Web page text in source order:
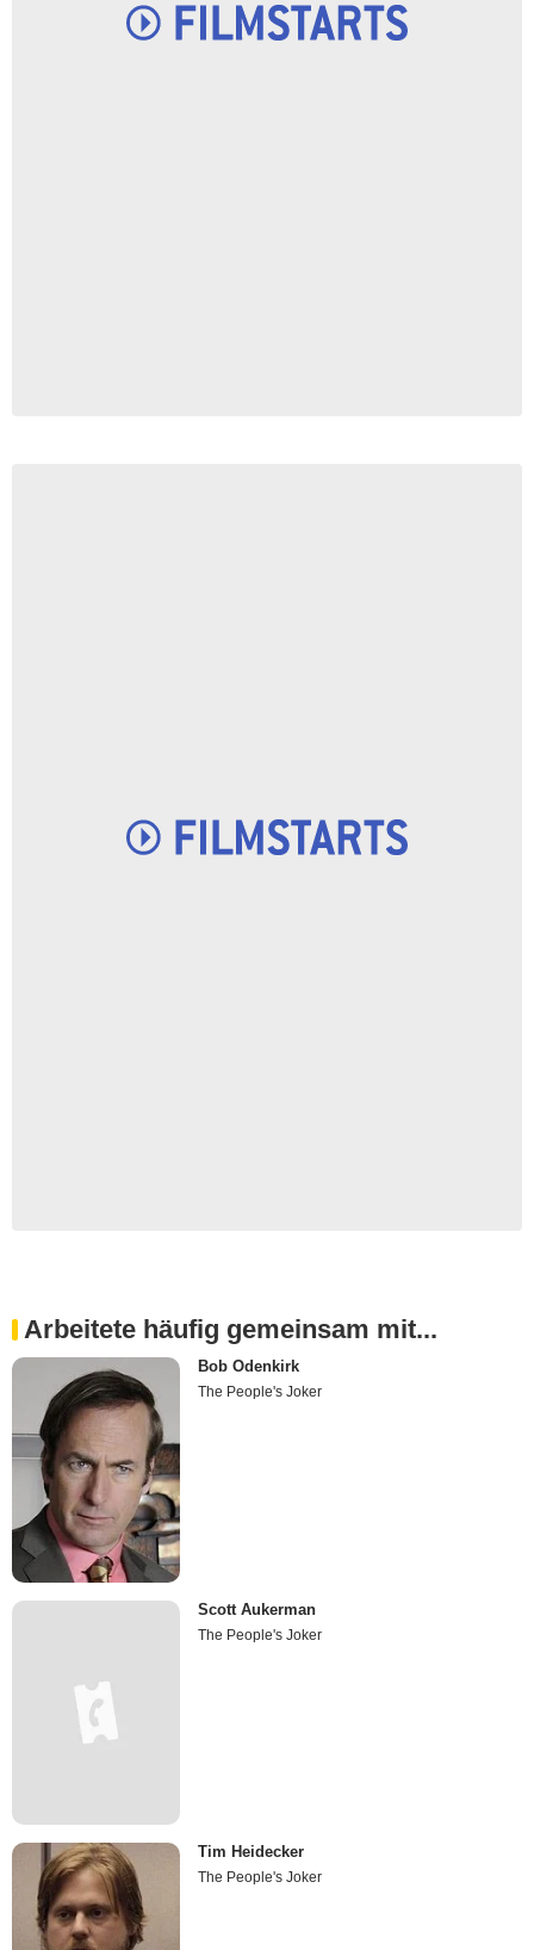
Arbeitete häufig gemeinsam mit...
Bob Odenkirk
The People's Joker
Scott Aukerman
The People's Joker
Tim Heidecker
The People's Joker